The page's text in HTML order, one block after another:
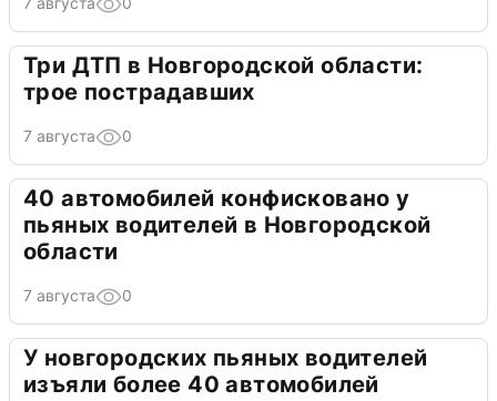
Три ДТП в Новгородской области:
трое пострадавших
7 августа 0
40 автомобилей конфисковано у
пьяных водителей в Новгородской
области
7 августа 0
У новгородских пьяных водителей
изъяли более 40 автомобилей